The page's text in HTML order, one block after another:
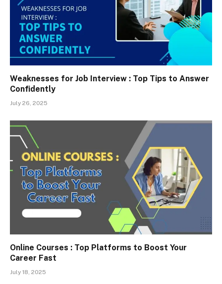
Weaknesses for Job Interview : Top Tips to Answer
Confidently
July 26, 2025
Online Courses : Top Platforms to Boost Your
Career Fast
July 18, 2025